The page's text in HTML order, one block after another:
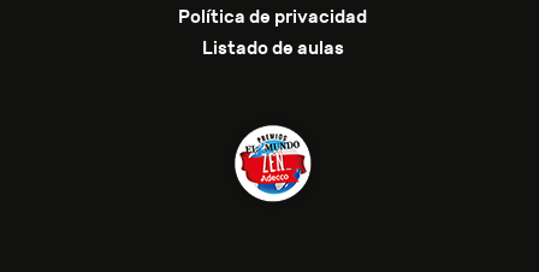
Política de privacidad
Listado de aulas